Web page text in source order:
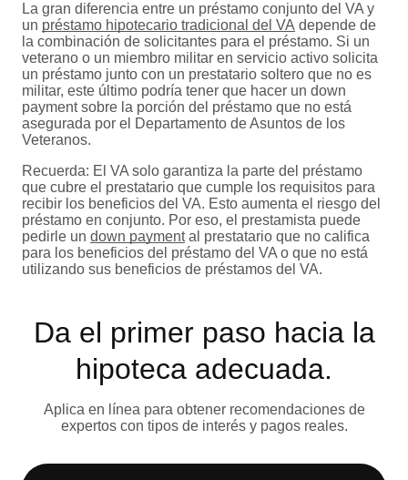
La gran diferencia entre un préstamo conjunto del VA y
un préstamo hipotecario tradicional del VA depende de
la combinación de solicitantes para el préstamo. Si un
veterano o un miembro militar en servicio activo solicita
un préstamo junto con un prestatario soltero que no es
militar, este último podría tener que hacer un down
payment sobre la porción del préstamo que no está
asegurada por el Departamento de Asuntos de los
Veteranos.
Recuerda: El VA solo garantiza la parte del préstamo
que cubre el prestatario que cumple los requisitos para
recibir los beneficios del VA. Esto aumenta el riesgo del
préstamo en conjunto. Por eso, el prestamista puede
pedirle un down paymental prestatario que no califica
para los beneficios del préstamo del VA o que no está
utilizando sus beneficios de préstamos del VA.
Da el primer paso hacia la
hipoteca adecuada.
Aplica en línea para obtener recomendaciones de
expertos con tipos de interés y pagos reales.